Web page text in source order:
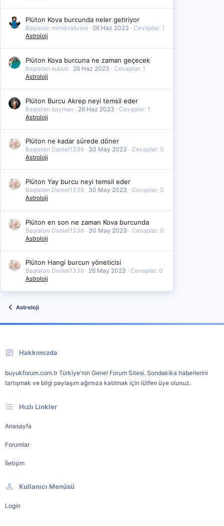
Plüton Kova burcunda neler getiriyor
Başlatan mimikralicesi 26 Haz 2023
Cevaplar: 1
Astroloji
Plüton Kova burcuna ne zaman geçecek
Başlatan subuti 26 Haz 2023
Cevaplar: 1
Astroloji
Plüton Burcu Akrep neyi temsil eder
Başlatan baymax 26 Haz 2023
Cevaplar: 1
Astroloji
Plüton ne kadar sürede döner
Başlatan Daniel1336 30 May 2023
Cevaplar: 0
Astroloji
Plüton Yay burcu neyi temsil eder
Başlatan Daniel1336 30 May 2023
Cevaplar: 0
Astroloji
Plüton en son ne zaman Kova burcunda
Başlatan Daniel1336 30 May 2023
Cevaplar: 0
Astroloji
Plüton Hangi burcun yöneticisi
Başlatan Daniel1336 26 May 2023
Cevaplar: 0
Astroloji
Astroloji
Hakkımızda
buyukforum.com.tr Türkiye'nin Genel Forum Sitesi. Sondakika haberlerini
tartışmak ve bilgi paylaşım ağımıza katılmak için lütfen üye olunuz.
Hızlı Linkler
Anasayfa
Forumlar
İletişim
Kullanıcı Menüsü
Login